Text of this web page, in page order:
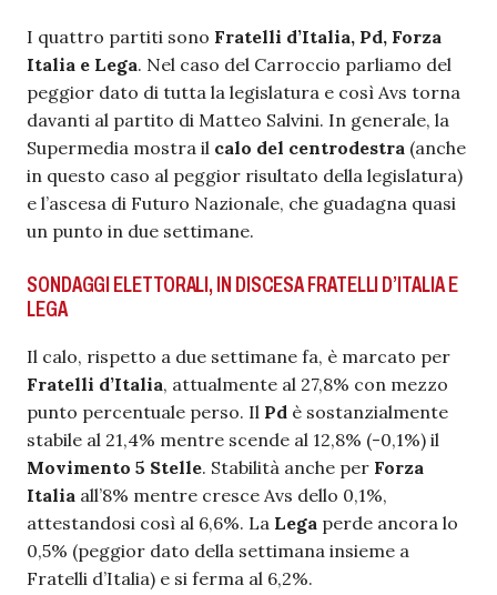
I quattro partiti sono Fratelli d’Italia, Pd, Forza
Italia e Lega. Nel caso del Carroccio parliamo del
peggior dato di tutta la legislatura e così Avs torna
davanti al partito di Matteo Salvini. In generale, la
Supermedia mostra il calo del centrodestra (anche
in questo caso al peggior risultato della legislatura)
e l’ascesa di Futuro Nazionale, che guadagna quasi
un punto in due settimane.
SONDAGGI ELETTORALI, IN DISCESA FRATELLI D’ITALIA E
LEGA
Il calo, rispetto a due settimane fa, è marcato per
Fratelli d’Italia, attualmente al 27,8% con mezzo
punto percentuale perso. Il Pd è sostanzialmente
stabile al 21,4% mentre scende al 12,8% (-0,1%) il
Movimento 5 Stelle. Stabilità anche per Forza
Italia all’8% mentre cresce Avs dello 0,1%,
attestandosi così al 6,6%. La Lega perde ancora lo
0,5% (peggior dato della settimana insieme a
Fratelli d’Italia) e si ferma al 6,2%.